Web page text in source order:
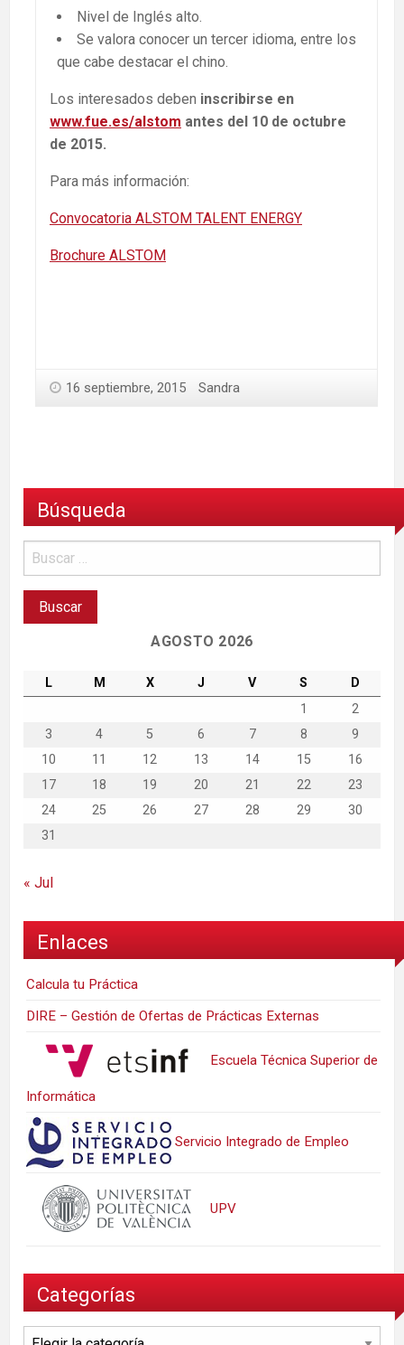
Nivel de Inglés alto.
Se valora conocer un tercer idioma, entre los
que cabe destacar el chino.
Los interesados deben inscribirse en
www.fue.es/alstom antes del 10 de octubre
de 2015.
Para más información:
Convocatoria ALSTOM TALENT ENERGY
Brochure ALSTOM
16 septiembre, 2015 Sandra
Búsqueda
AGOSTO 2026
L M X J V S
D
1
2
3
4 5 6 7 8
9
10
11 12 13 14 15
16
17
18 19 20 21 22
23
24
25 26 27 28 29
30
31
« Jul
Enlaces
Calcula tu Práctica
DIRE – Gestión de Ofertas de Prácticas Externas
Escuela Técnica Superior de
Informática
Servicio Integrado de Empleo
UPV
Categorías
Categorías